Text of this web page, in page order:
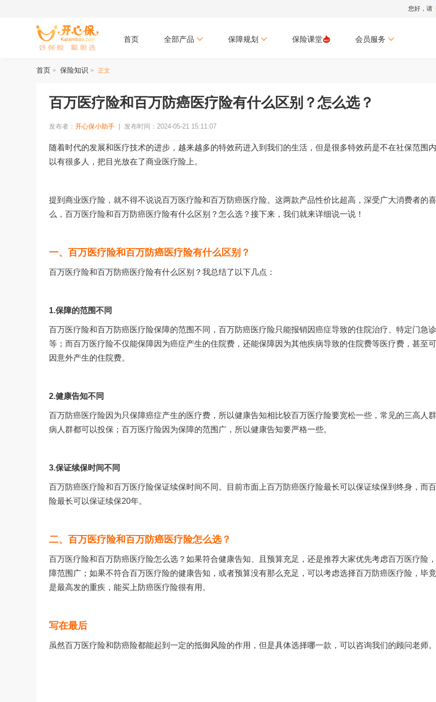
您好，请
首页 全部产品 保障规划 保险课堂 会员服务
首页 > 保险知识 > 正文
百万医疗险和百万防癌医疗险有什么区别？怎么选？
发布者： 开心保小助手 发布时间：2024-05-21 15:11:07
随着时代的发展和医疗技术的进步，越来越多的特效药进入到我们的生活，但是很多特效药是不在社保范围
以有很多人，把目光放在了商业医疗险上。
提到商业医疗险，就不得不说说百万医疗险和百万防癌医疗险。这两款产品性价比超高，深受广大消费者的
么，百万医疗险和百万防癌医疗险有什么区别？怎么选？接下来，我们就来详细说一说！
一、百万医疗险和百万防癌医疗险有什么区别？
百万医疗险和百万防癌医疗险有什么区别？我总结了以下几点：
1.保障的范围不同
百万医疗险和百万防癌医疗险保障的范围不同，百万防癌医疗险只能报销因癌症导致的住院治疗、特定门急
等；而百万医疗险不仅能保障因为癌症产生的住院费，还能保障因为其他疾病导致的住院费等医疗费，甚至
因意外产生的住院费。
2.健康告知不同
百万防癌医疗险因为只保障癌症产生的医疗费，所以健康告知相比较百万医疗险要宽松一些，常见的三高人
病人群都可以投保；百万医疗险因为保障的范围广，所以健康告知要严格一些。
3.保证续保时间不同
百万防癌医疗险和百万医疗险保证续保时间不同。目前市面上百万防癌医疗险最长可以保证续保到终身，而
险最长可以保证续保20年。
二、百万医疗险和百万防癌医疗险怎么选？
百万医疗险和百万防癌医疗险怎么选？如果符合健康告知、且预算充足，还是推荐大家优先考虑百万医疗险
障范围广；如果不符合百万医疗险的健康告知，或者预算没有那么充足，可以考虑选择百万防癌医疗险，毕
是最高发的重疾，能买上防癌医疗险很有用。
写在最后
虽然百万医疗险和防癌险都能起到一定的抵御风险的作用，但是具体选择哪一款，可以咨询我们的顾问老师。